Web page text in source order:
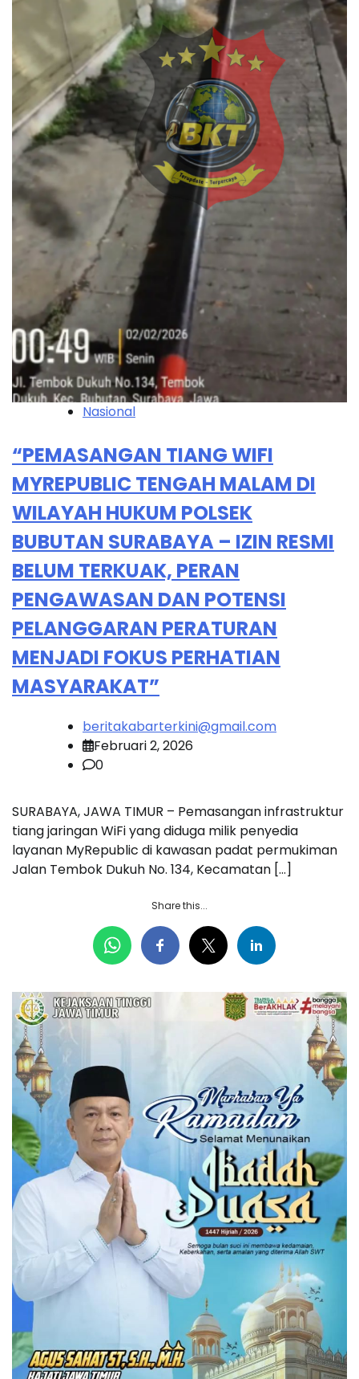
Nasional
“PEMASANGAN TIANG WIFI
MYREPUBLIC TENGAH MALAM DI
WILAYAH HUKUM POLSEK
BUBUTAN SURABAYA – IZIN RESMI
BELUM TERKUAK, PERAN
PENGAWASAN DAN POTENSI
PELANGGARAN PERATURAN
MENJADI FOKUS PERHATIAN
MASYARAKAT”
beritakabarterkini@gmail.com
Februari 2, 2026
0
SURABAYA, JAWA TIMUR – Pemasangan infrastruktur
tiang jaringan WiFi yang diduga milik penyedia
layanan MyRepublic di kawasan padat permukiman
Jalan Tembok Dukuh No. 134, Kecamatan […]
Share this...